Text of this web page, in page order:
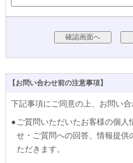
【お問い合わせ前の注意事項】
下記事項にご同意の上、お問い合
● ご質問いただいたお客様の個人
せ・ご質問への回答、情報提供
ただきます。